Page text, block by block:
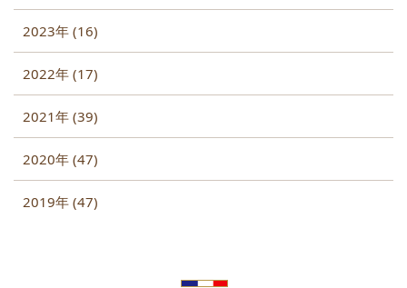
2023年 (16)
2022年 (17)
2021年 (39)
2020年 (47)
2019年 (47)